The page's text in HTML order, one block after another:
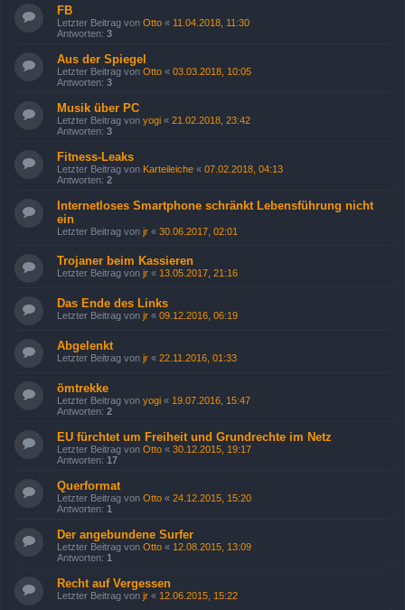
FB
Letzter Beitrag von Otto « 11.04.2018, 11:30
Antworten: 3
Aus der Spiegel
Letzter Beitrag von Otto « 03.03.2018, 10:05
Antworten: 3
Musik über PC
Letzter Beitrag von yogi « 21.02.2018, 23:42
Antworten: 3
Fitness-Leaks
Letzter Beitrag von Karteileiche « 07.02.2018, 04:13
Antworten: 2
Internetloses Smartphone schränkt Lebensführung nicht
ein
Letzter Beitrag von jr « 30.06.2017, 02:01
Trojaner beim Kassieren
Letzter Beitrag von jr « 13.05.2017, 21:16
Das Ende des Links
Letzter Beitrag von jr « 09.12.2016, 06:19
Abgelenkt
Letzter Beitrag von jr « 22.11.2016, 01:33
ömtrekke
Letzter Beitrag von yogi « 19.07.2016, 15:47
Antworten: 2
EU fürchtet um Freiheit und Grundrechte im Netz
Letzter Beitrag von Otto « 30.12.2015, 19:17
Antworten: 17
Querformat
Letzter Beitrag von Otto « 24.12.2015, 15:20
Antworten: 1
Der angebundene Surfer
Letzter Beitrag von Otto « 12.08.2015, 13:09
Antworten: 1
Recht auf Vergessen
Letzter Beitrag von jr « 12.06.2015, 15:22